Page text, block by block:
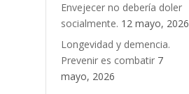
Envejecer no debería doler
socialmente. 12 mayo, 2026
Longevidad y demencia.
Prevenir es combatir 7
mayo, 2026